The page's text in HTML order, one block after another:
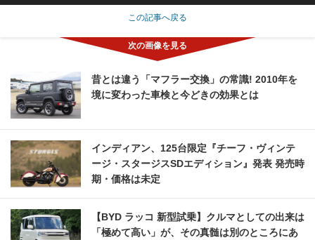
この記事へ戻る
昔とは違う「マフラー交換」の常識! 2010年を
境に変わった車検と今どきの効果とは
インディアン、125台限定『チーフ・ヴィンテ
ージ・スタージスSDエディション』発表 発売時
期・価格は未定
【BYD ラッコ 新型試乗】クルマとしての出来は
「極めて高い」が、その真髄は別のところにあ